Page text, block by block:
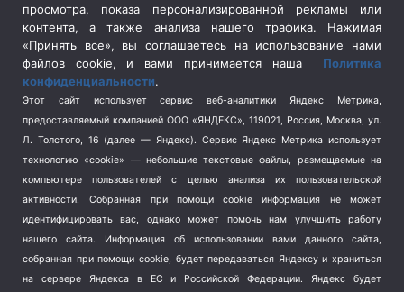
Социальная политика
(3)
Спецоперация в Украине
Спецоперация на Украине
(404)
Спорт (740)
Терроризм (1)
Транспорт (262)
Туризм (178)
Школа и спорт (2)
Экология (8)
просмотра, показа персонализированной рекламы или
контента, а также анализа нашего трафика. Нажимая
«Принять все», вы соглашаетесь на использование нами
файлов cookie, и вами принимается наша Политика
конфиденциальности.
Этот сайт использует сервис веб-аналитики Яндекс Метрика,
предоставляемый компанией ООО «ЯНДЕКС», 119021, Россия, Москва, ул.
Л. Толстого, 16 (далее — Яндекс). Сервис Яндекс Метрика использует
технологию «cookie» — небольшие текстовые файлы, размещаемые на
компьютере пользователей с целью анализа их пользовательской
активности.
Собранная при помощи cookie информация не может
идентифицировать вас, однако может помочь нам улучшить работу
нашего сайта. Информация об использовании вами данного сайта,
собранная при помощи cookie, будет передаваться Яндексу и храниться
на сервере Яндекса в ЕС и Российской Федерации. Яндекс будет